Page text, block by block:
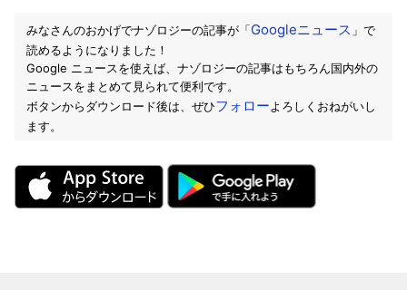
みなさんのおかげでナゾロジーの記事が「Googleニュース 」で
読めるようになりました！
Google ニュースを使えば、ナゾロジーの記事はもちろん国内外の
ニュースをまとめて見られて便利です。
ボタンからダウンロード後は、ぜひフォローよろしくおねがいし
ます。